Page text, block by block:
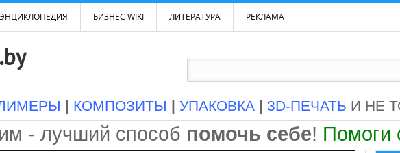
ЭНЦИКЛОПЕДИЯ БИЗНЕС WIKI ЛИТЕРАТУРА РЕКЛАМА
| КОМПОЗИТЫ | УПАКОВКА | 3D-ПЕЧАТЬ И НЕ
- лучший способ помочь себе! Помоги